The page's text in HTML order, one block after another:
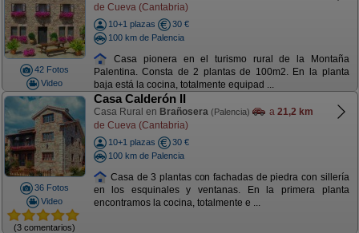
42 Fotos
Video
de Cueva (Cantabria)
10+1 plazas
30 €
100 km de Palencia
Casa pionera en el turismo rural de la Montaña
Palentina. Consta de 2 plantas de 100m2. En la planta
baja está la cocina, totalmente equipad ...
36 Fotos
Video
(3 comentarios)
Casa Calderón II
Casa Rural en Brañosera (Palencia) a 21,2 km
de Cueva (Cantabria)
10+1 plazas
30 €
100 km de Palencia
Casa de 3 plantas con fachadas de piedra con sillería
en los esquinales y ventanas. En la primera planta
encontramos la cocina, totalmente e ...